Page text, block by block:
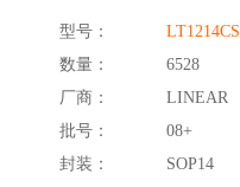
型号：
LT1214CS
数量：
6528
厂商：
LINEAR
批号：
08+
封装：
SOP14